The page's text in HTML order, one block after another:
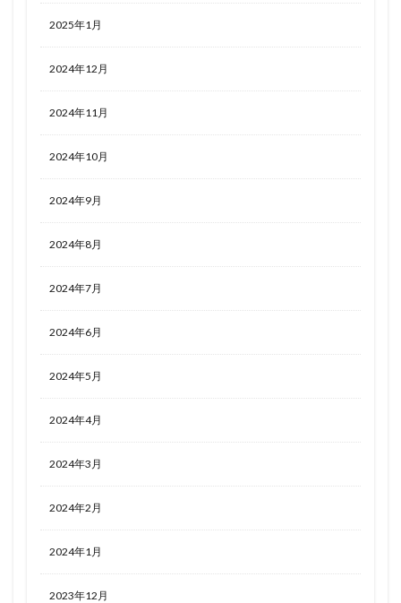
2025年1月
2024年12月
2024年11月
2024年10月
2024年9月
2024年8月
2024年7月
2024年6月
2024年5月
2024年4月
2024年3月
2024年2月
2024年1月
2023年12月